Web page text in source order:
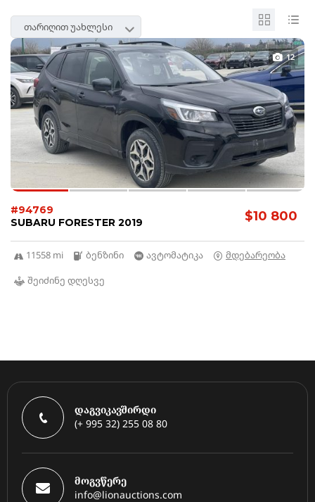
თარიღით უახლესი
12
$10 800
#94769
SUBARU FORESTER 2019
11558 mi ბენზინი ავტომატიკა
მდებარეობა
შეიძინე დღესვე
დაგვიკავშირდი
(+ 995 32) 255 08 80
მოგვწერე
info@lionauctions.com